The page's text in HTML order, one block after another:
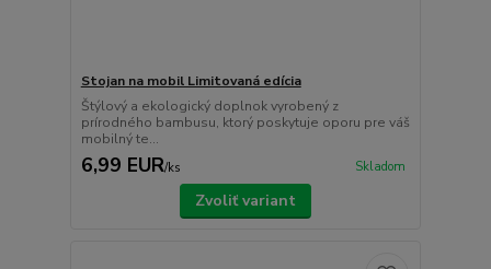
Stojan na mobil Limitovaná edícia
Štýlový a ekologický doplnok vyrobený z
prírodného bambusu, ktorý poskytuje oporu pre váš
mobilný te...
6,99 EUR/ks Skladom
Zvoliť variant